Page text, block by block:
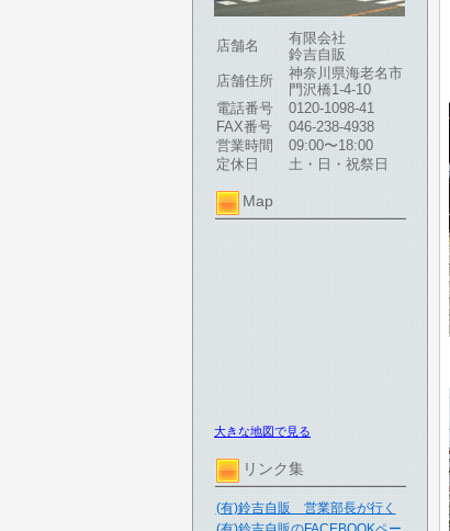
店舗名
有限会社
鈴吉自販
店舗住所
神奈川県海老名市
門沢橋1-4-10
電話番号
0120-1098-41
FAX番号
046-238-4938
営業時間
09:00〜18:00
定休日
土・日・祝祭日
Map
大きな地図で見る
リンク集
(有)鈴吉自販 営業部長が行く